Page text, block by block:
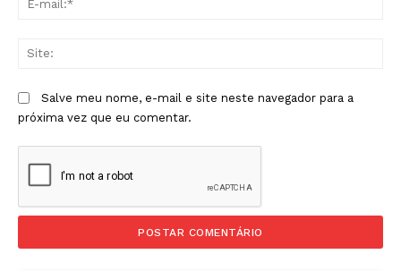
Salve meu nome, e-mail e site neste navegador para a
próxima vez que eu comentar.